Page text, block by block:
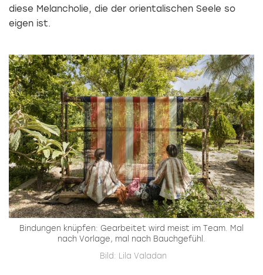
diese Melancholie, die der orientalischen Seele so
eigen ist.
Bindungen knüpfen: Gearbeitet wird meist im Team. Mal
nach Vorlage, mal nach Bauchgefühl.
Bild: Lila Valadan